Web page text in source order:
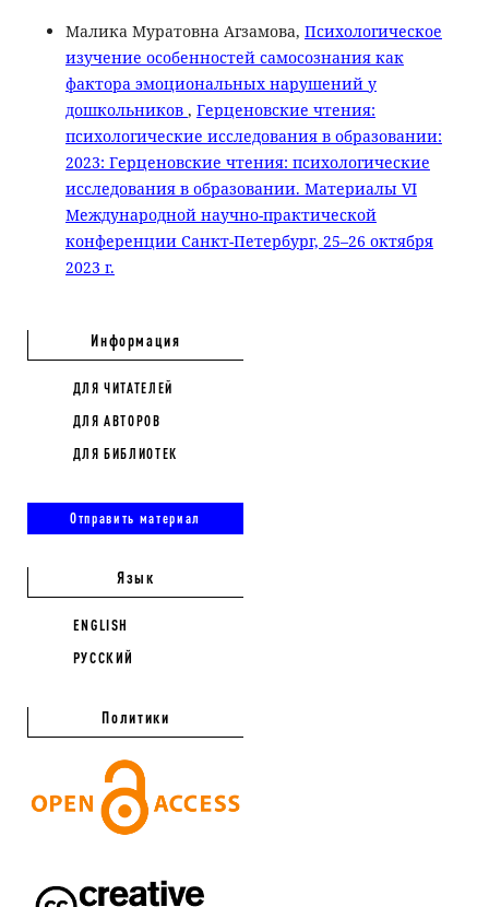
Малика Муратовна Агзамова, Психологическое
изучение особенностей самосознания как
фактора эмоциональных нарушений у
дошкольников , Герценовские чтения:
психологические исследования в образовании:
2023: Герценовские чтения: психологические
исследования в образовании. Материалы VI
Международной научно-практической
конференции Санкт-Петербург, 25–26 октября
2023 г.
Информация
ДЛЯ ЧИТАТЕЛЕЙ
ДЛЯ АВТОРОВ
ДЛЯ БИБЛИОТЕК
Отправить материал
Язык
ENGLISH
РУССКИЙ
Политики